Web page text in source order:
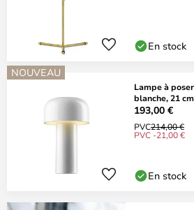
En stock
NOUVEAU
Lampe à
blanche, 21
193,00 €
PVC214,00 €
PVC -21,00 €
En stock